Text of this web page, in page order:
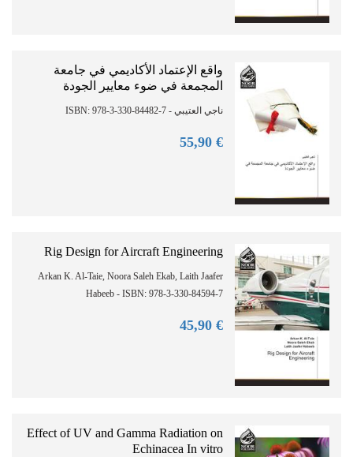
واقع الإعتماد الأكاديمي في جامعة
المجمعة في ضوء معايير الجودة
ناجي العتيبي - ISBN: 978-3-330-84482-7
€ 55,
90
Rig Design for Aircraft Engineering
Arkan K. Al-Taie, Noora Saleh Ekab, Laith Jaafer
Habeeb - ISBN: 978-3-330-84594-7
€ 45,
90
Effect of UV and Gamma Radiation on
Echinacea In vitro